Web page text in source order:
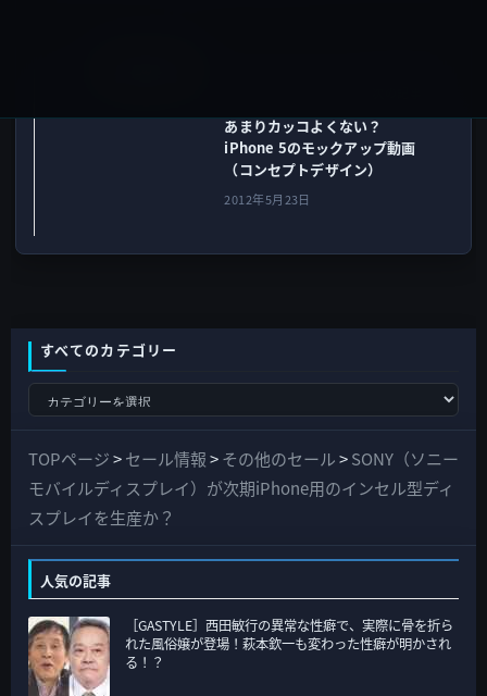
あまりカッコよくない？
iPhone 5のモックアップ動画
（コンセプトデザイン）
2012年5月23日
すべてのカテゴリー
て
の
カ
リ
ー
TOPページ>セール情報>その他のセール>SONY（ソニー
モバイルディスプレイ）が次期iPhone用のインセル型ディ
スプレイを生産か？
人気の記事
［GASTYLE］西田敏行の異常な性癖で、実際に骨を折ら
れた風俗嬢が登場！萩本欽一も変わった性癖が明かされ
る！？